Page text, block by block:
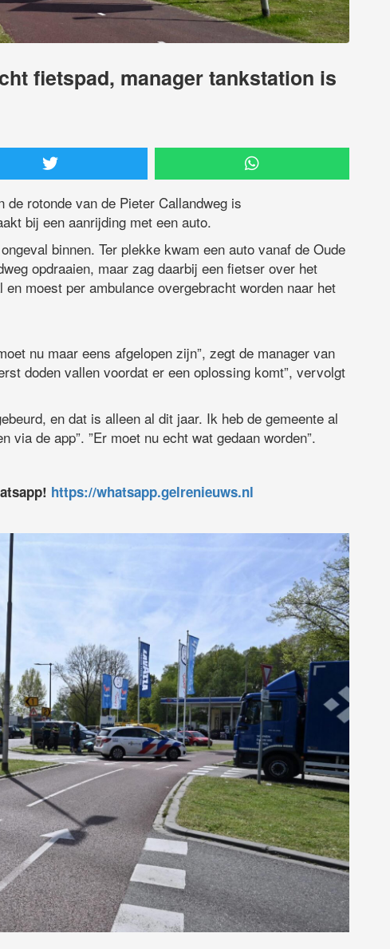
fietspad, manager tankstation is
rotonde van de Pieter Callandweg is
bij een aanrijding met een auto.
binnen. Ter plekke kwam een auto vanaf de Oude
opdraaien, maar zag daarbij een fietser over het
moest per ambulance overgebracht worden naar het
nu maar eens afgelopen zijn”, zegt de manager van
doden vallen voordat er een oplossing komt”, vervolgt
en dat is alleen al dit jaar. Ik heb de gemeente al
via de app”. ”Er moet nu echt wat gedaan worden”.
https://whatsapp.gelrenieuws.nl